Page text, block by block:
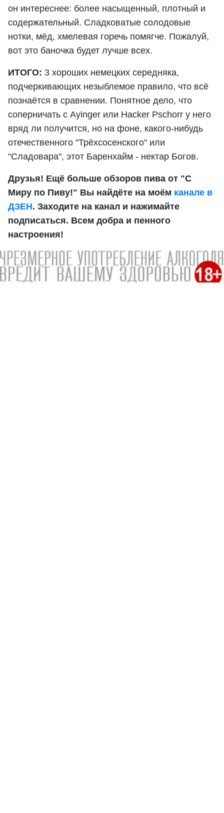
он интереснее: более насыщенный, плотный и
содержательный. Сладковатые солодовые
нотки, мёд, хмелевая горечь помягче. Пожалуй,
вот это баночка будет лучше всех.
ИТОГО: 3 хороших немецких середняка,
подчеркивающих незыблемое правило, что всё
познаётся в сравнении. Понятное дело, что
соперничать с Ayinger или Hacker Pschorr у него
вряд ли получится, но на фоне, какого-нибудь
отечественного "Трёхсосенского" или
"Сладовара", этот Баренхайм - нектар Богов.
Друзья! Ещё больше обзоров пива от "С
Миру по Пиву!" Вы найдёте на моём канале в
ДЗЕН. Заходите на канал и нажимайте
подписаться. Всем добра и пенного
настроения!